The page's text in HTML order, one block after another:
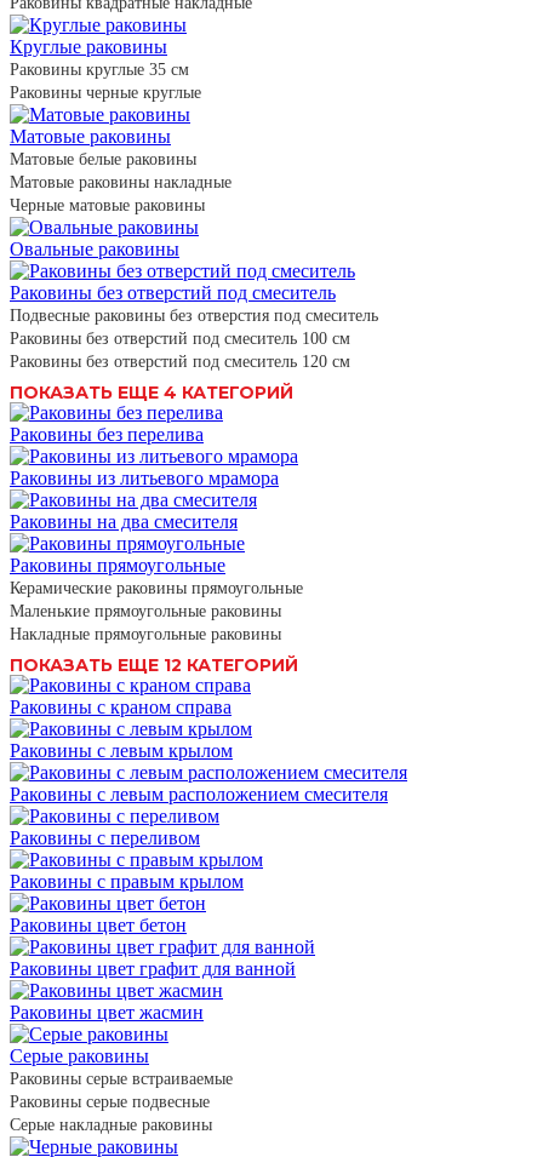
Круглые раковины
Раковины круглые 35 см
Раковины черные круглые
Матовые раковины
Матовые белые раковины
Матовые раковины накладные
Черные матовые раковины
Овальные раковины
Раковины без отверстий под смеситель
Подвесные раковины без отверстия под смеситель
Раковины без отверстий под смеситель 100 см
Раковины без отверстий под смеситель 120 см
ПОКАЗАТЬ ЕЩЕ 4 КАТЕГОРИЙ
Раковины без перелива
Раковины из литьевого мрамора
Раковины на два смесителя
Раковины прямоугольные
Керамические раковины прямоугольные
Маленькие прямоугольные раковины
Накладные прямоугольные раковины
ПОКАЗАТЬ ЕЩЕ 12 КАТЕГОРИЙ
Раковины с краном справа
Раковины с левым крылом
Раковины с левым расположением смесителя
Раковины с переливом
Раковины с правым крылом
Раковины цвет бетон
Раковины цвет графит для ванной
Раковины цвет жасмин
Серые раковины
Раковины серые встраиваемые
Раковины серые подвесные
Серые накладные раковины